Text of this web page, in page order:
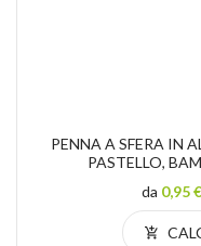
PENNA A SFERA IN
PASTELLO,
da 0,95 €